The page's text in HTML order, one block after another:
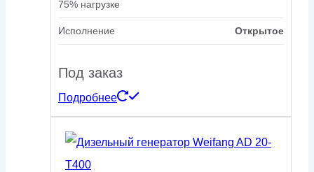
75% нагрузке
Исполнение Открытое
Под заказ
Подробнее